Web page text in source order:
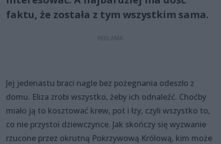
faktu, że została z tym wszystkim sama.
Jej jedenastu braci nagle bez pożegnania odeszło z
domu. Eliza zrobi wszystko, żeby ich odnaleźć. Choćby
miało ją to kosztować krew, pot i łzy, czyli wszystko to,
co nie przystoi dziewczynce. Jak skończy się wyzwanie
rzucone przez okrutną Pokrzywową Królową, kim może